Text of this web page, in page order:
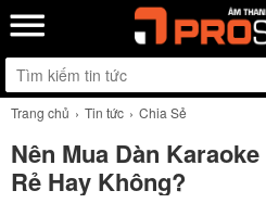
Trang chủ Tin tức Chia Sẻ
Nên Mua Dàn
Rẻ Hay Không?